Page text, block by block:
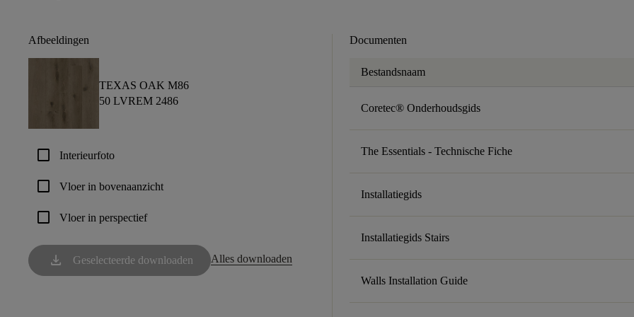
Afbeeldingen
TEXAS OAK M86
50 LVREM 2486
check_box_outline_blank Interieurfoto
check_box_outline_blank Vloer in bovenaanzicht
check_box_outline_blank Vloer in perspectief
download Geselecteerde downloaden Alles downloaden
Documenten
Bestandsnaam
Coretec® Onderhoudsgids
The Essentials - Technische Fiche
Installatiegids
Installatiegids Stairs
Walls Installation Guide